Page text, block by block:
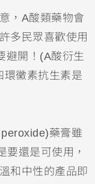
，A酸類藥物會
多民眾喜歡使用
避開！(A酸衍生
黴素抗生素是
藥膏雖
要還是可使用，
和中性的產品即